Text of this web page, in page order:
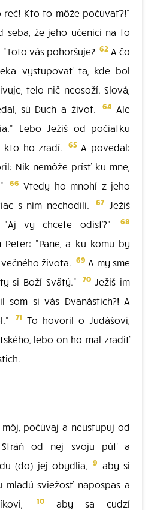
Kto to môže počúvať?!"
seba, že jeho učeníci na to
vás pohoršuje? 62A čo
vystupovať ta, kde bol
telo nič neosoží. Slová,
sú Duch a život.
64 Ale
Lebo Ježiš od počiatku
kto ho zradí.
65A povedal:
Nik nemôže prísť ku mne,
66 Vtedy ho mnohí z jeho
s ním nechodili.
67 Ježiš
"Aj vy chcete odísť?"
68
Peter: "Pane, a ku komu by
večného života. 69 A my sme
si Boží Svätý."
70Ježiš im
som si vás Dvanástich?! A
71 To hovoril o Judášovi,
lebo on ho mal zradiť
počúvaj a neustupuj od
Stráň od nej svoju púť a
(do) jej obydlia,
9 aby si
mladú sviežosť napospas a
10aby sa cudzí